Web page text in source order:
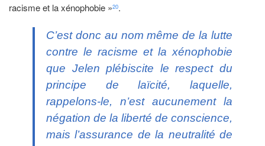
racisme et la xénophobie »20.
C’est donc au nom même de la lutte
contre le racisme et la xénophobie
que Jelen plébiscite le respect du
principe de laïcité, laquelle,
rappelons-le, n’est aucunement la
négation de la liberté de conscience,
mais l’assurance de la neutralité de